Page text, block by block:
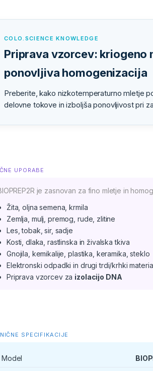
COLO.SCIENCE KNOWLEDGE
Priprava vzorcev: kriogeno
ponovljiva homogenizacija
Preberite, kako nizkotemperaturno mletje
delovne tokove in izboljša ponovljivost pri
UPORABE
je zasnovan za fino mletje in
Žita, oljna semena, krmila
Zemlja, mulj, premog, rude, zlitine
Les, tobak, sir, sadje
Kosti, dlaka, rastlinska in živalska tkiva
Gnojila, kemikalije, plastika, keramika, steklo
Elektronski odpadki in drugi trdi/krhki
Priprava vzorcev za izolacijo DNA
SPECIFIKACIJE
Model